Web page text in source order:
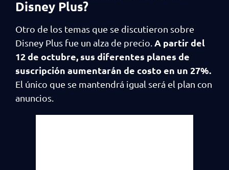
Disney Plus?
Otro de los temas que se discutieron sobre
Disney Plus fue un alza de precio. A partir del
12 de octubre, sus diferentes planes de
suscripción aumentarán de costo en un 27%.
El único que se mantendrá igual será el plan con
anuncios.